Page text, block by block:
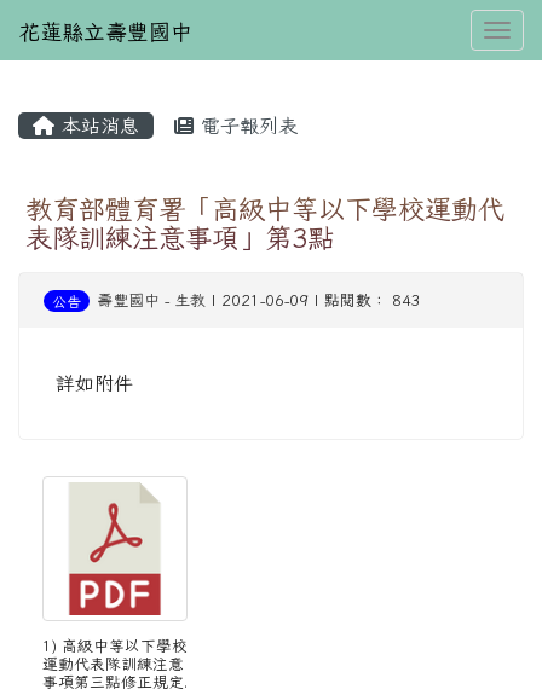
花蓮縣立壽豐國中
本站消息 電子報列表
教育部體育署「高級中等以下學校運動代
表隊訓練注意事項」第3點
公告 壽豐國中 - 生教 | 2021-06-09 | 點閱數： 843
詳如附件
1) 高級中等以下學校
運動代表隊訓練注意
事項第三點修正規定.